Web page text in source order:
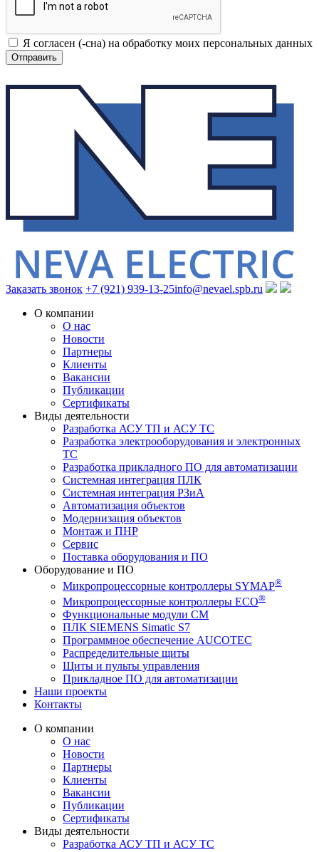
Я согласен (-сна) на обработку моих персональных данных
Заказать звонок +7 (921) 939-13-25info@nevael.spb.ru
О компании
О нас
Новости
Партнеры
Клиенты
Вакансии
Публикации
Сертификаты
Виды деятельности
Разработка АСУ ТП и АСУ ТС
Разработка электрооборудования и электронных
ТС
Разработка прикладного ПО для автоматизации
Системная интеграция ПЛК
Системная интеграция РЗиА
Автоматизация объектов
Модернизация объектов
Монтаж и ПНР
Сервис
Поставка оборудования и ПО
Оборудование и ПО
Микропроцессорные контроллеры SYMAP®
Микропроцессорные контроллеры ECO®
Функциональные модули СМ
ПЛК SIEMENS Simatic S7
Программное обеспечение AUCOTEC
Распределительные щиты
Щиты и пульты управления
Прикладное ПО для автоматизации
Наши проекты
Контакты
О компании
О нас
Новости
Партнеры
Клиенты
Вакансии
Публикации
Сертификаты
Виды деятельности
Разработка АСУ ТП и АСУ ТС